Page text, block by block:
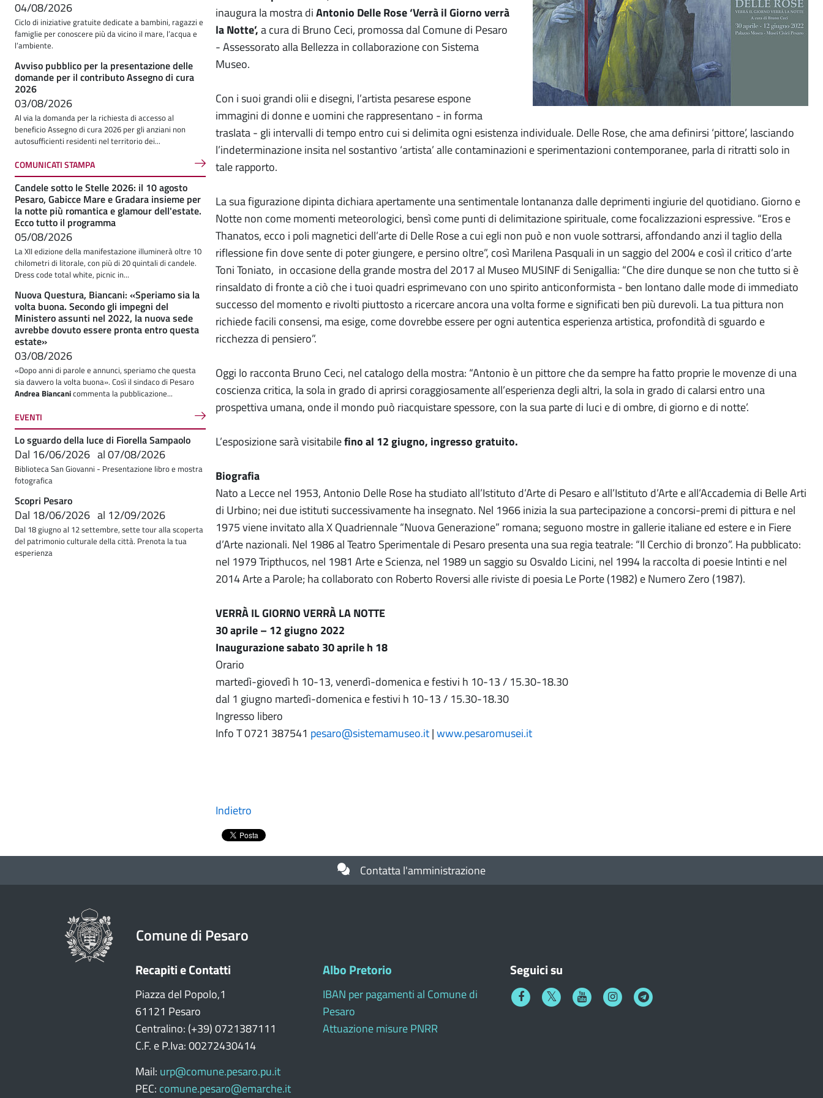
inaugura la mostra diAntonio Delle Rose ‘Verrà il Giorno verrà
la Notte’,a cura di Bruno Ceci, promossa dal Comune di Pesaro
- Assessorato alla Bellezza in collaborazione con Sistema
Museo.
Con i suoi grandi olii e disegni, l’artista pesarese espone
immagini di donne e uomini che rappresentano - in forma
traslata - gli intervalli di tempo entro cui si delimita ogni esistenza individuale. Delle Rose, che ama definirsi ‘pittore’, lasciando
l’indeterminazione insita nel sostantivo ‘artista’ alle contaminazioni e sperimentazioni contemporanee, parla di ritratti solo in
tale rapporto.
La sua figurazione dipinta dichiara apertamente una sentimentale lontananza dalle deprimenti ingiurie del quotidiano. Giorno e
Notte non come momenti meteorologici, bensì come punti di delimitazione spirituale, come focalizzazioni espressive. “Eros e
Thanatos, ecco i poli magnetici dell’arte di Delle Rose a cui egli non può e non vuole sottrarsi, affondando anzi il taglio della
riflessione fin dove sente di poter giungere, e persino oltre”, così Marilena Pasquali in un saggio del 2004 e così il critico d’arte
Toni Toniato, in occasione della grande mostra del 2017 al Museo MUSINF di Senigallia: “Che dire dunque se non che tutto si è
rinsaldato di fronte a ciò che i tuoi quadri esprimevano con uno spirito anticonformista - ben lontano dalle mode di immediato
successo del momento e rivolti piuttosto a ricercare ancora una volta forme e significati ben più durevoli. La tua pittura non
richiede facili consensi, ma esige, come dovrebbe essere per ogni autentica esperienza artistica, profondità di sguardo e
ricchezza di pensiero”.
Oggi lo racconta Bruno Ceci, nel catalogo della mostra: “Antonio è un pittore che da sempre ha fatto proprie le movenze di una
coscienza critica, la sola in grado di aprirsi coraggiosamente all’esperienza degli altri, la sola in grado di calarsi entro una
prospettiva umana, onde il mondo può riacquistare spessore, con la sua parte di luci e di ombre, di giorno e di notte’.
L’esposizione sarà visitabilefino al 12 giugno, ingresso gratuito.
Biografia
Nato a Lecce nel 1953, Antonio Delle Rose ha studiato all’Istituto d’Arte di Pesaro e all’Istituto d’Arte e all’Accademia di Belle Arti
di Urbino; nei due istituti successivamente ha insegnato. Nel 1966 inizia la sua partecipazione a concorsi-premi di pittura e nel
1975 viene invitato alla X Quadriennale “Nuova Generazione” romana; seguono mostre in gallerie italiane ed estere e in Fiere
d’Arte nazionali. Nel 1986 al Teatro Sperimentale di Pesaro presenta una sua regia teatrale: “Il Cerchio di bronzo”. Ha pubblicato:
nel 1979 Tripthucos, nel 1981 Arte e Scienza, nel 1989 un saggio su Osvaldo Licini, nel 1994 la raccolta di poesie Intinti e nel
2014 Arte a Parole; ha collaborato con Roberto Roversi alle riviste di poesia Le Porte (1982) e Numero Zero (1987).
VERRÀ IL GIORNO VERRÀ LA NOTTE
30 aprile – 12 giugno 2022
Inaugurazione sabato 30 aprile h 18
Orario
martedì-giovedì h 10-13, venerdì-domenica e festivi h 10-13 / 15.30-18.30
dal 1 giugno martedì-domenica e festivi h 10-13 / 15.30-18.30
Ingresso libero
Info T 0721 387541 pesaro@sistemamuseo.it|www.pesaromusei.it
Indietro
04/08/2026
Ciclo di iniziative gratuite dedicate a bambini, ragazzi e
famiglie per conoscere più da vicino il mare, l’acqua e
l’ambiente.
Avviso pubblico per la presentazione delle
domande per il contributo Assegno di cura
2026
03/08/2026
Al via la domanda per la richiesta di accesso al
beneficio Assegno di cura 2026 per gli anziani non
autosufficienti residenti nel territorio dei...
COMUNICATI STAMPA
Candele sotto le Stelle 2026: il 10 agosto
Pesaro, Gabicce Mare e Gradara insieme per
la notte più romantica e glamour dell'estate.
Ecco tutto il programma
05/08/2026
La XII edizione della manifestazione illuminerà oltre 10
chilometri di litorale, con più di 20 quintali di candele.
Dress code total white, picnic in...
Nuova Questura, Biancani: «Speriamo sia la
volta buona. Secondo gli impegni del
Ministero assunti nel 2022, la nuova sede
avrebbe dovuto essere pronta entro questa
estate»
03/08/2026
«Dopo anni di parole e annunci, speriamo che questa
sia davvero la volta buona». Così il sindaco di Pesaro
Andrea Biancanicommenta la pubblicazione...
EVENTI
Lo sguardo della luce di Fiorella Sampaolo
Dal 16/06/2026 al07/08/2026
Biblioteca San Giovanni - Presentazione libro e mostra
fotografica
Scopri Pesaro
Dal 18/06/2026 al 12/09/2026
Dal 18 giugno al 12 settembre, sette tour alla scoperta
del patrimonio culturale della città. Prenota la tua
esperienza
Contatta l'amministrazione
Comune di Pesaro
Recapiti e Contatti
Piazza del Popolo,1
61121 Pesaro
Centralino: (+39) 0721387111
C.F. e P.Iva: 00272430414
Mail: urp@comune.pesaro.pu.it
PEC: comune.pesaro@emarche.it
Albo Pretorio
IBAN per pagamenti al Comune di
Pesaro
Attuazione misure PNRR
Seguici su
FacebookTwitter YoutubeInstagramTelegram